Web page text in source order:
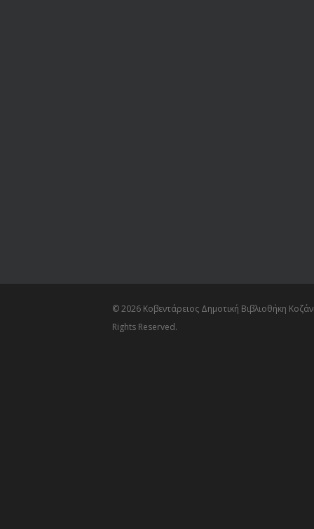
© 2026 Κοβεντάρειος Δημοτική Βιβλιοθήκη
Rights Reserved.